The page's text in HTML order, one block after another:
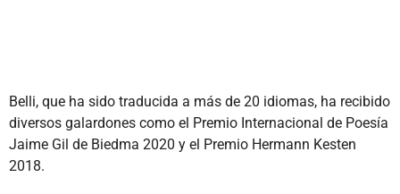
Belli, que ha sido traducida a más de 20 idiomas, ha recibido
diversos galardones como el Premio Internacional de Poesía
Jaime Gil de Biedma 2020 y el Premio Hermann Kesten
2018.